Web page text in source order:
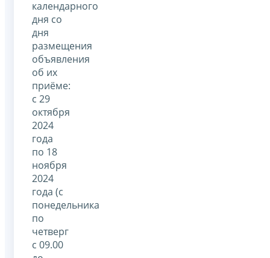
календарного
дня со
дня
размещения
объявления
об их
приёме:
с 29
октября
2024
года
по 18
ноября
2024
года (с
понедельника
по
четверг
с 09.00